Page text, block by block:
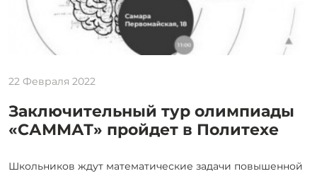
22 Февраля 2022
Заключительный тур олимпиады
«САММАТ» пройдет в Политехе
Школьников ждут математические задачи повышенной